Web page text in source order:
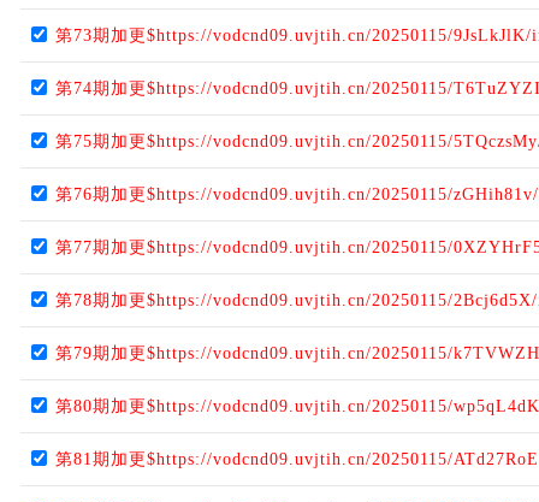
第73期加更$https://vodcnd09.uvjtih.cn/20250115/9JsLkJlK/
第74期加更$https://vodcnd09.uvjtih.cn/20250115/
第75期加更$https://vodcnd09.uvjtih.cn/20250115/
第76期加更$https://vodcnd09.uvjtih.cn/20250115/
第77期加更$https://vodcnd09.uvjtih.cn/20250115/
第78期加更$https://vodcnd09.uvjtih.cn/20250115/
第79期加更$https://vodcnd09.uvjtih.cn/20250115/
第80期加更$https://vodcnd09.uvjtih.cn/20250115/
第81期加更$https://vodcnd09.uvjtih.cn/20250115/